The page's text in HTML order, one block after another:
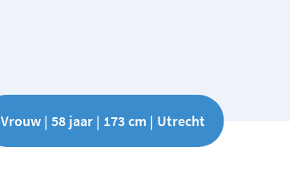
Vrouw | 58 jaar | 173 cm | Utrecht